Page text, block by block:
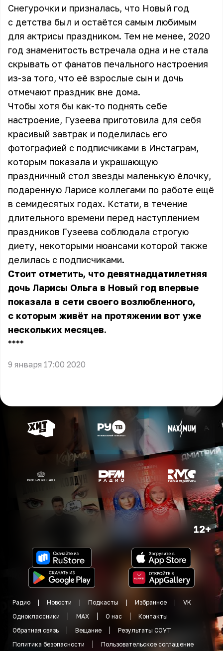
Снегурочки и призналась, что Новый год
с детства был и остаётся самым любимым
для актрисы праздником. Тем не менее, 2020
год знаменитость встречала одна и не стала
скрывать от фанатов печального настроения
из-за того, что её взрослые сын и дочь
отмечают праздник вне дома.
Чтобы хотя бы как-то поднять себе
настроение, Гузеева приготовила для себя
красивый завтрак и поделилась его
фотографией с подписчиками в Инстаграм,
которым показала и украшающую
праздничный стол звезды маленькую ёлочку,
подаренную Ларисе коллегами по работе ещё
в семидесятых годах. Кстати, в течение
длительного времени перед наступлением
праздников Гузеева соблюдала строгую
диету, некоторыми нюансами которой также
делилась с подписчиками.
Стоит отметить, что девятнадцатилетняя
дочь Ларисы Ольга в Новый год впервые
показала в сети своего возлюбленного,
с которым живёт на протяжении вот уже
нескольких месяцев.
** **
9 января 17:00 2020
12+
Радио Новости Подкасты Избранное
VK
Одноклассники
MAX О нас
Контакты
Обратная связь
Вещание
Результаты СОУТ
Политика безопасности
Пользовательское соглашение